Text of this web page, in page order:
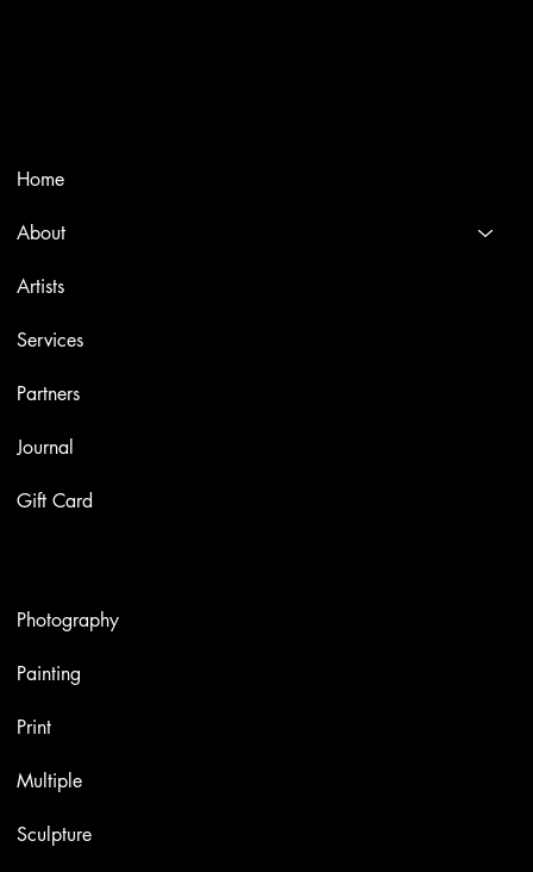
Home
About
Artists
Services
Partners
Journal
Gift Card
Photography
Painting
Print
Multiple
Sculpture